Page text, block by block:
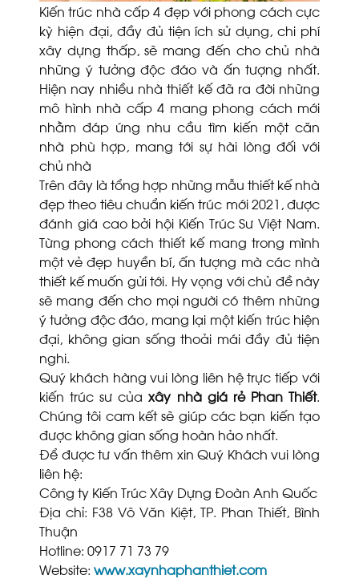
Kiến trúc nhà cấp 4 đẹp với phong cách cực
kỳ hiện đại, đầy đủ tiện ích sử dụng, chi phí
xây dựng thấp, sẽ mang đến cho chủ nhà
những ý tưởng độc đáo và ấn tượng nhất.
Hiện nay nhiều nhà thiết kế đã ra đời những
mô hình nhà cấp 4 mang phong cách mới
nhằm đáp ứng nhu cầu tìm kiến một căn
nhà phù hợp, mang tới sự hài lòng đối với
chủ nhà
Trên đây là tổng hợp những mẫu thiết kế nhà
đẹp theo tiêu chuẩn kiến trúc mới 2021, được
đánh giá cao bởi hội Kiến Trúc Sư Việt Nam.
Từng phong cách thiết kế mang trong mình
một vẻ đẹp huyền bí, ấn tượng mà các nhà
thiết kế muốn gửi tới. Hy vọng với chủ đề này
sẽ mang đến cho mọi người có thêm những
ý tưởng độc đáo, mang lại một kiến trúc hiện
đại, không gian sống thoải mái đầy đủ tiện
nghi.
Quý khách hàng vui lòng liên hệ trực tiếp với
kiến trúc sư củaxây nhà giá rẻ Phan Thiết.
Chúng tôi cam kết sẽ giúp các bạn kiến tạo
được không gian sống hoàn hảo nhất.
Để được tư vấn thêm xin Quý Khách vui lòng
liên hệ:
Công ty Kiến Trúc Xây Dựng Đoàn Anh Quốc
Địa chỉ: F38 Võ Văn Kiệt, TP. Phan Thiết, Bình
Thuận
Hotline: 0917 71 73 79
Website: www.xaynhaphanthiet.com